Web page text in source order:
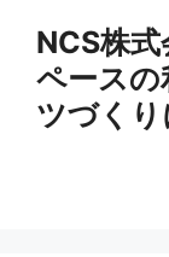
NCS株
ペースの
ツづく